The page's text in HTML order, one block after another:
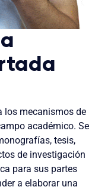
los mecanismos de
académico. Se
tesis,
de investigación
para sus partes
a elaborar una